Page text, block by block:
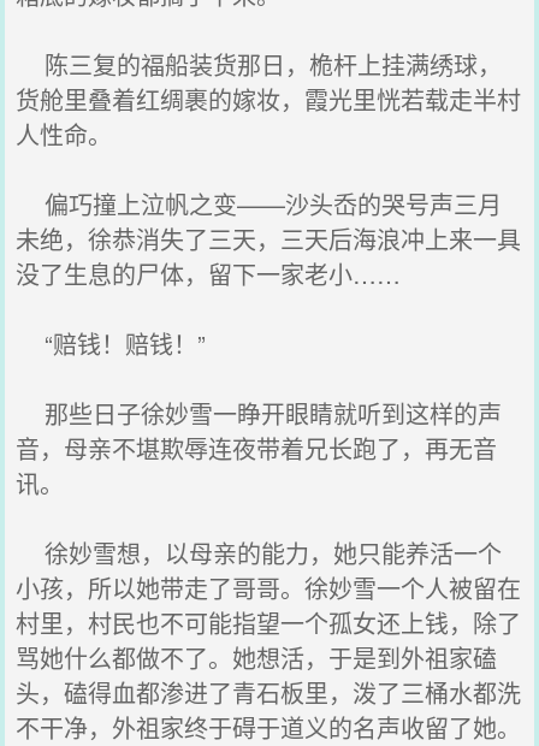
陈三复的福船装货那日，桅杆上挂满绣球，
货舱里叠着红绸裹的嫁妆，霞光里恍若载走半村
人性命。
偏巧撞上泣帆之变——沙头岙的哭号声三月
未绝，徐恭消失了三天，三天后海浪冲上来一具
没了生息的尸体，留下一家老小……
“赔钱！赔钱！”
那些日子徐妙雪一睁开眼睛就听到这样的声
音，母亲不堪欺辱连夜带着兄长跑了，再无音
讯。
徐妙雪想，以母亲的能力，她只能养活一个
小孩，所以她带走了哥哥。徐妙雪一个人被留在
村里，村民也不可能指望一个孤女还上钱，除了
骂她什么都做不了。她想活，于是到外祖家磕
头，磕得血都渗进了青石板里，泼了三桶水都洗
不干净，外祖家终于碍于道义的名声收留了她。